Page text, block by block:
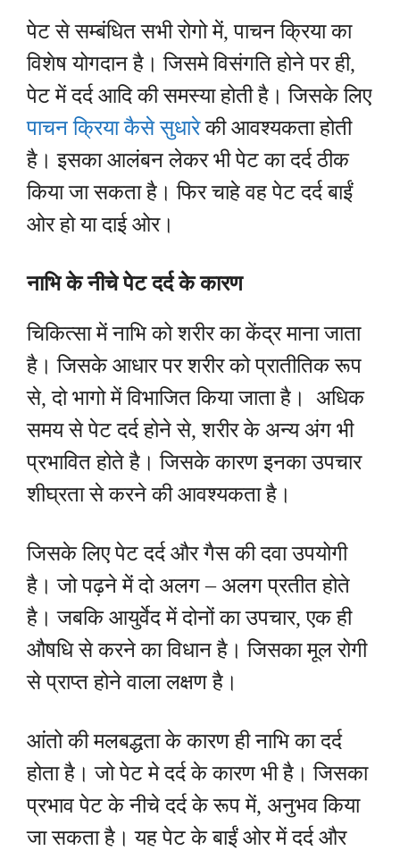
पेट से सम्बंधित सभी रोगो में, पाचन क्रिया का
विशेष योगदान है। जिसमे विसंगति होने पर ही,
पेट में दर्द आदि की समस्या होती है। जिसके लिए
पाचन क्रिया कैसे सुधारेकी आवश्यकता होती
है। इसका आलंबन लेकर भी पेट का दर्द ठीक
किया जा सकता है। फिर चाहे वह पेट दर्द बाईं
ओर हो या दाई ओर।
नाभि के नीचे पेट दर्द के कारण
चिकित्सा में नाभि को शरीर का केंद्र माना जाता
है। जिसके आधार पर शरीर को प्रातीतिक रूप
से, दो भागो में विभाजित किया जाता है। अधिक
समय से पेट दर्द होने से, शरीर के अन्य अंग भी
प्रभावित होते है। जिसके कारण इनका उपचार
शीघ्रता से करने की आवश्यकता है।
जिसके लिए पेट दर्द और गैस की दवा उपयोगी
है। जो पढ़ने में दो अलग – अलग प्रतीत होते
है। जबकि आयुर्वेद में दोनों का उपचार, एक ही
औषधि से करने का विधान है। जिसका मूल रोगी
से प्राप्त होने वाला लक्षण है।
आंतो की मलबद्धता के कारण ही नाभि का दर्द
होता है। जो पेट मे दर्द के कारण भी है। जिसका
प्रभाव पेट के नीचे दर्द के रूप में, अनुभव किया
जा सकता है। यह पेट के बाईं ओर में दर्द और